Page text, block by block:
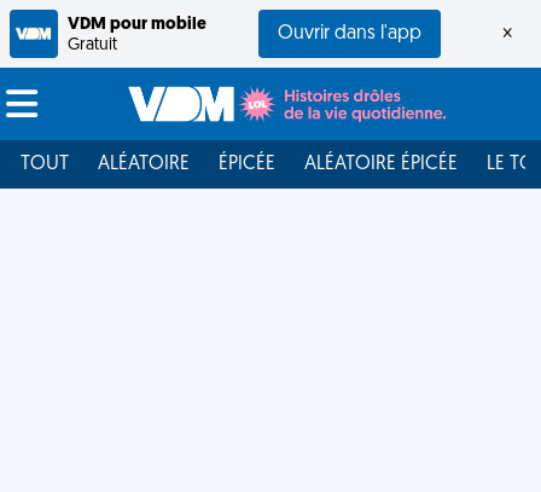
VDM pour mobile
Gratuit
Ouvrir dans l'app ×
TOUT ALÉATOIRE ÉPICÉE ALÉATOIRE ÉPICÉE LE